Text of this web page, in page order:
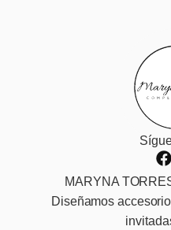
MARYNA
Diseñamos